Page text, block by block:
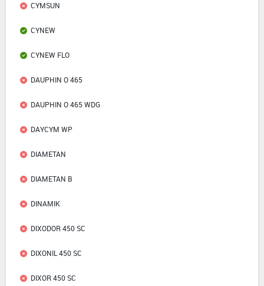
CYMSUN
CYNEW
CYNEW FLO
DAUPHIN O 465
DAUPHIN O 465 WDG
DAYCYM WP
DIAMETAN
DIAMETAN B
DINAMIK
DIXODOR 450 SC
DIXONIL 450 SC
DIXOR 450 SC